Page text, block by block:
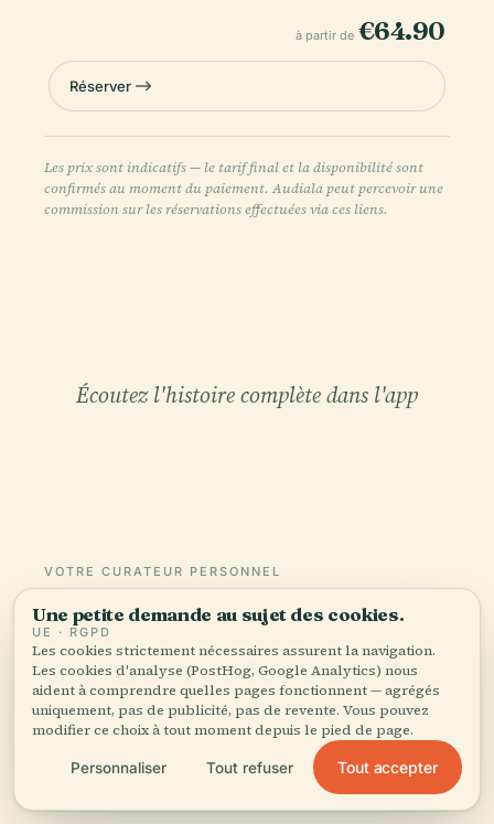
à partir de €64.90
Réserver
Les prix sont indicatifs — le tarif final et la disponibilité sont
confirmés au moment du paiement. Audiala peut percevoir une
commission sur les réservations effectuées via ces liens.
Écoutez l'histoire complète dans l'app
VOTRE CURATEUR PERSONNEL
Santa Maria In Brera tout
entière,
bien racontée.
Guides audio pour 1 100+ villes dans 96 pays.
Histoire, récits et savoirs locaux — disponibles
hors ligne.
Une petite demande au sujet des cookies.
UE · RGPD
Les cookies strictement nécessaires assurent la navigation.
Les cookies d'analyse (PostHog, Google Analytics) nous
aident à comprendre quelles pages fonctionnent — agrégés
uniquement, pas de publicité, pas de revente. Vous pouvez
modifier ce choix à tout moment depuis le pied de page.
Personnaliser Tout refuser Tout accepter